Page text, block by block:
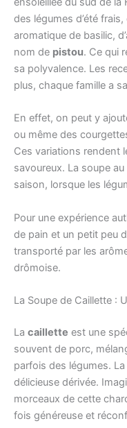
des légumes d’été
aromatique de basilic,
nom de pistou. Ce qui
sa polyvalence. Les
plus, chaque famille a
En effet, on peut y
ou même des
Ces variations rendent
savoureux. La soupe
saison, lorsque les
Pour une expérience
de pain et un petit peu
transporté par les
drômoise.
La Soupe de Caillette :
La caillette est une
souvent de porc,
parfois des légumes. La
délicieuse dérivée.
morceaux de cette
fois généreuse et